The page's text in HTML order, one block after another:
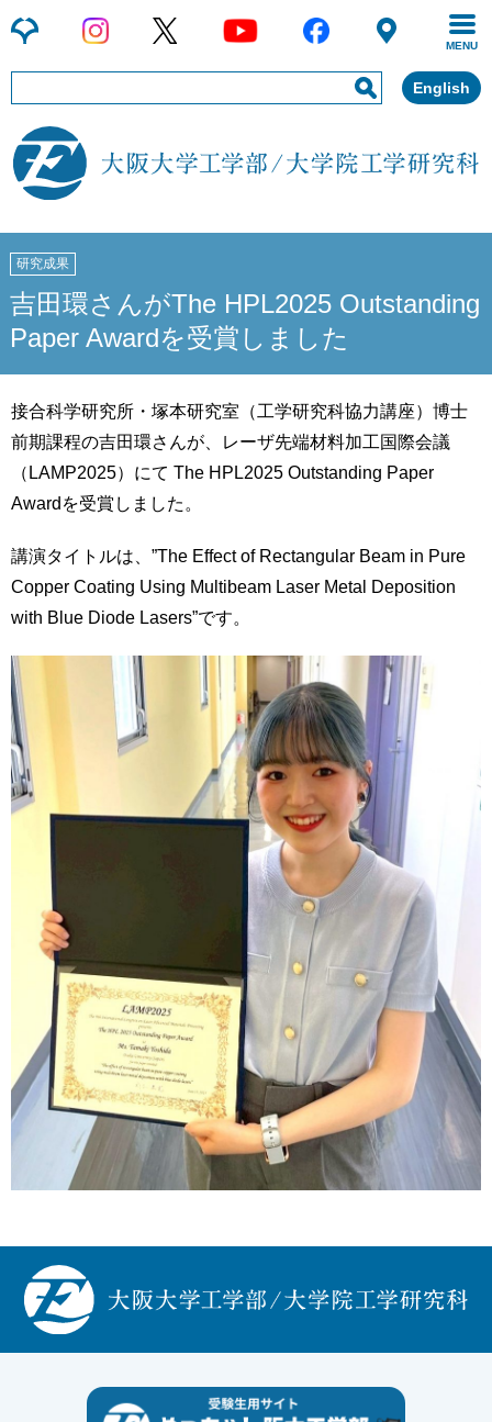
MENU
English
研究成果
吉田環さんがThe HPL2025 Outstanding
Paper Awardを受賞しました
接合科学研究所・塚本研究室（工学研究科協力講座）博士
前期課程の吉田環さんが、レーザ先端材料加工国際会議
（LAMP2025）にて The HPL2025 Outstanding Paper
Awardを受賞しました。
講演タイトルは、”The Effect of Rectangular Beam in Pure
Copper Coating Using Multibeam Laser Metal Deposition
with Blue Diode Lasers”です。